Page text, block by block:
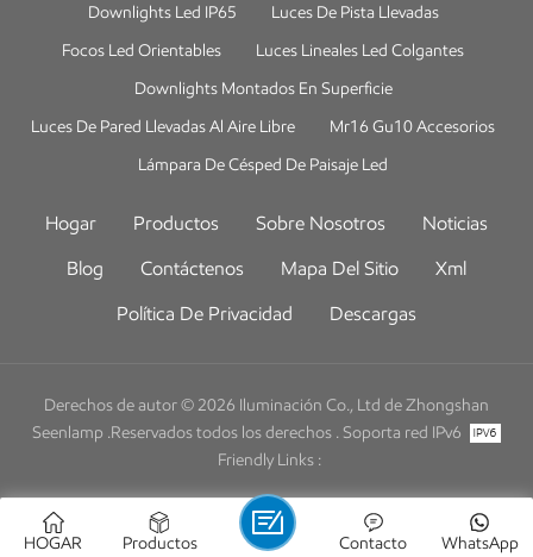
Downlights Led IP65
Luces De Pista Llevadas
Focos Led Orientables
Luces Lineales Led Colgantes
Downlights Montados En Superficie
Luces De Pared Llevadas Al Aire Libre
Mr16 Gu10 Accesorios
Lámpara De Césped De Paisaje Led
Hogar Productos Sobre Nosotros
Noticias
Blog
Contáctenos Mapa Del Sitio
Xml
Política De Privacidad
Descargas
Derechos de autor © 2026 Iluminación Co., Ltd de Zhongshan
Seenlamp .Reservados todos los derechos . Soporta red IPv6
Friendly Links :
HOGAR Productos WhatsApp
Contacto